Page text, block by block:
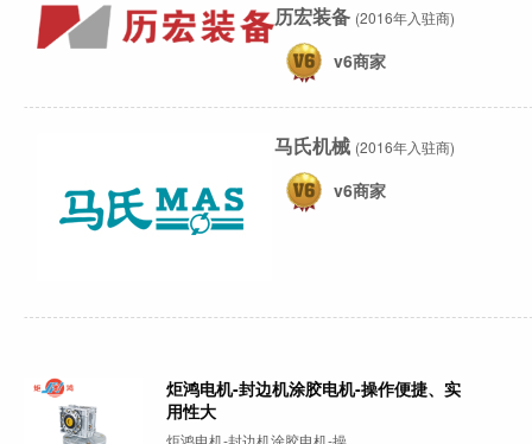
历宏装备 (2016年入驻商)
v6商家
马氏机械 (2016年入驻商)
v6商家
炬鸿电机-封边机涂胶电机-操作便捷、实
用性大
炬鸿电机-封边机涂胶电机-操...